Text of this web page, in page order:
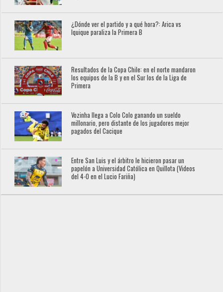
¿Dónde ver el partido y a qué hora?: Arica vs
Iquique paraliza la Primera B
Resultados de la Copa Chile: en el norte mandaron
los equipos de la B y en el Sur los de la Liga de
Primera
Vozinha llega a Colo Colo ganando un sueldo
millonario, pero distante de los jugadores mejor
pagados del Cacique
Entre San Luis y el árbitro le hicieron pasar un
papelón a Universidad Católica en Quillota (Videos
del 4-0 en el Lucio Fariña)